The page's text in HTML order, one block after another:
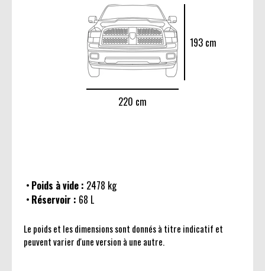
220 cm
193 cm
Poids à vide : 2478 kg
Réservoir : 68 L
Le poids et les dimensions sont donnés à titre indicatif et
peuvent varier d'une version à une autre.